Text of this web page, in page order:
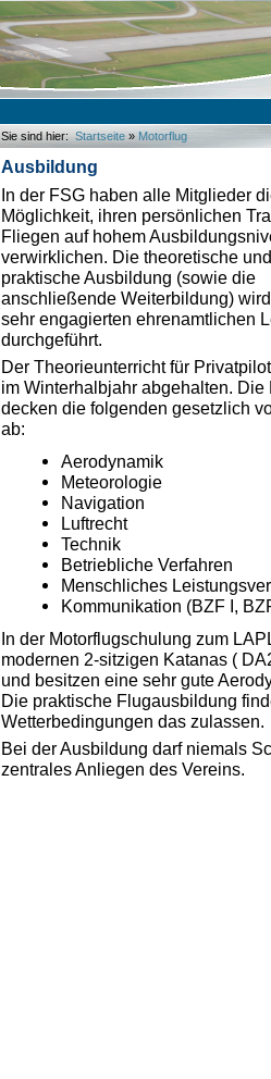
Sie sind hier:
Sie sind hier
Startseite» Motorflug
Ausbildung
In der FSG haben alle Mitglieder
Möglichkeit, ihren persönlichen
Fliegen auf hohem
verwirklichen. Die theoretische und
praktische Ausbildung (sowie die
anschließende Weiterbildung)
sehr engagierten ehrenamtlichen
durchgeführt.
Der Theorieunterricht für
im Winterhalbjahr abgehalten. Die
decken die folgenden gesetzlich
ab:
Aerodynamik
Meteorologie
Navigation
Luftrecht
Technik
Betriebliche Verfahren
Menschliches
Kommunikation (BZF I,
In der Motorflugschulung zum
modernen 2-sitzigen Katanas (
und besitzen eine sehr gute
Die praktische Flugausbildung
Wetterbedingungen das zulassen.
Bei der Ausbildung darf niemals
zentrales Anliegen des Vereins.